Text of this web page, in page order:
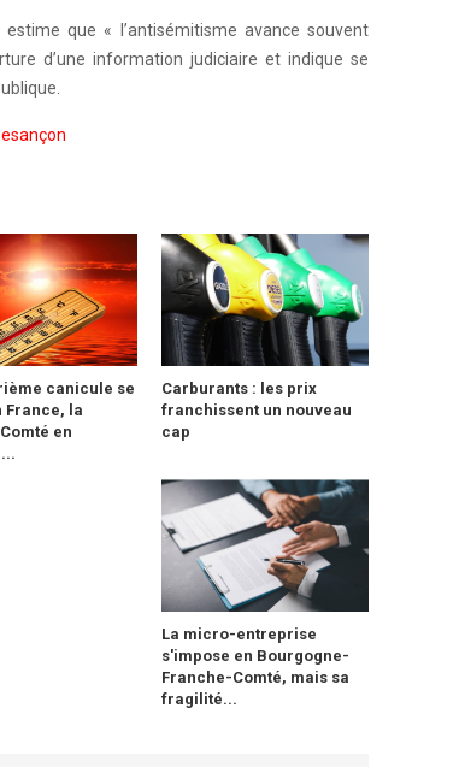
que « l’antisémitisme avance souvent
d’une information judiciaire et indique se
canicule se
France, la
en
Carburants : les prix
franchissent un nouveau
cap
La micro-entreprise
s'impose en Bourgogne-
Franche-Comté, mais sa
fragilité...